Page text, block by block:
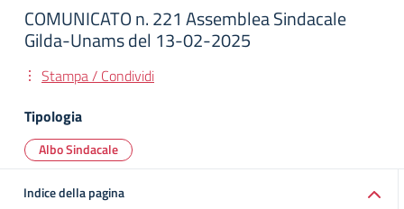
COMUNICATO n. 221 Assemblea Sindacale
Gilda-Unams del 13-02-2025
Stampa / Condividi
Tipologia
Albo Sindacale
Indice della pagina